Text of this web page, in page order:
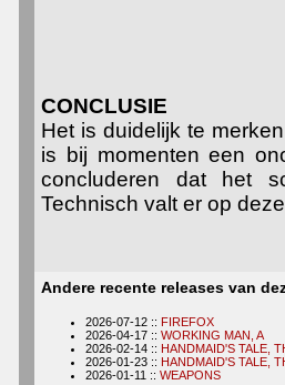
CONCLUSIE
Het is duidelijk te
is bij momenten een
concluderen dat het
Technisch valt er op
Andere recente releases van
2026-07-12 :: FIREFOX
2026-04-17 :: WORKING MAN, A
2026-02-14 :: HANDMAID'S TALE,
2026-01-23 :: HANDMAID'S TALE,
2026-01-11 :: WEAPONS